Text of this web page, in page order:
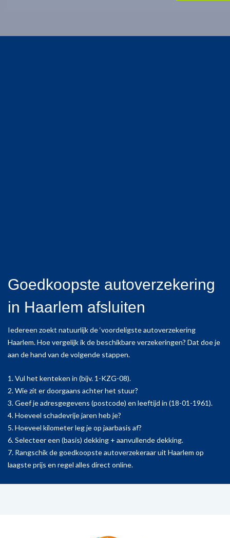
Goedkoopste autoverzekering
in Haarlem afsluiten
Iedereen zoekt natuurlijk de ‘voordeligste autoverzekering
Haarlem. Hoe vergelijk ik de beschikbare verzekeringen? Dat doe je
aan de hand van de volgende stappen.
1. Vul het kenteken in (bijv. 1-KZG-08).
2. Wie zit er doorgaans achter het stuur?
3. Geef je adresgegevens (postcode) en leeftijd in (18-01-1961).
4. Hoeveel schadevrije jaren heb je?
5. Hoeveel kilometer leg je op jaarbasis af?
6. Selecteer een (basis) dekking + aanvullende dekking.
7. Rangschik de goedkoopste autoverzekeraar uit Haarlem op
laagste prijs en regel alles direct online.